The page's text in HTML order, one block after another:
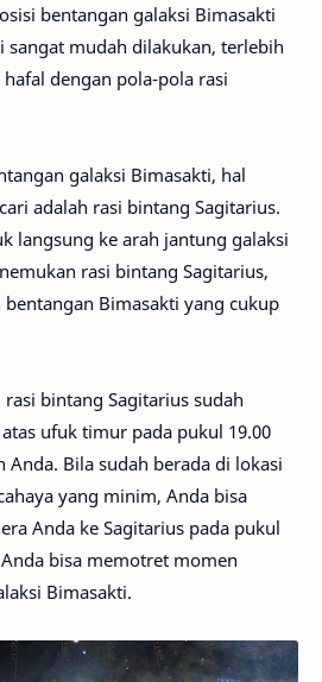
bentangan galaksi Bimasakti
sangat mudah dilakukan, terlebih
dengan pola-pola rasi
galaksi Bimasakti, hal
adalah rasi bintang Sagitarius.
langsung ke arah jantung galaksi
rasi bintang Sagitarius,
Bimasakti yang cukup
rasi bintang Sagitarius sudah
ufuk timur pada pukul 19.00
Anda. Bila sudah berada di lokasi
yang minim, Anda bisa
Anda ke Sagitarius pada pukul
bisa memotret momen
Bimasakti.